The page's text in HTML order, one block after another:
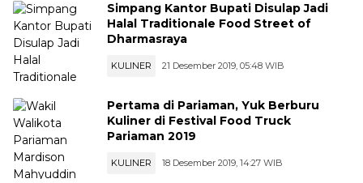
Simpang Kantor Bupati Disulap Jadi
Halal Traditionale Food Street of
Dharmasraya
KULINER 21 Desember 2019, 05:48 WIB
Pertama di Pariaman, Yuk Berburu
Kuliner di Festival Food Truck
Pariaman 2019
KULINER 18 Desember 2019, 14:27 WIB